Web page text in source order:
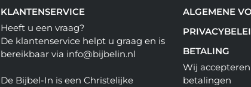
KLANTENSERVICE
Heeft u een vraag?
De klantenservice helpt u graag en is
bereikbaar via info@bijbelin.nl
De Bijbel-In is een Christelijke
ALGEMENE
BETALING
Wij
betalingen